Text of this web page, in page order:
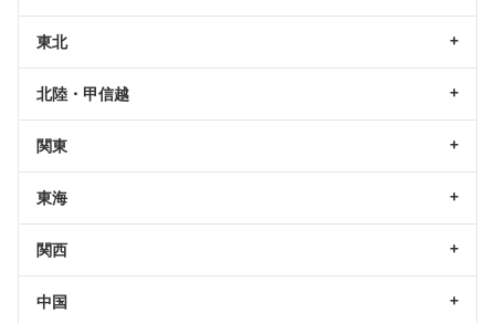
東北
北陸・甲信越
関東
東海
関西
中国